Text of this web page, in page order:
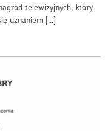
telewizyjnych, który
uznaniem [...]